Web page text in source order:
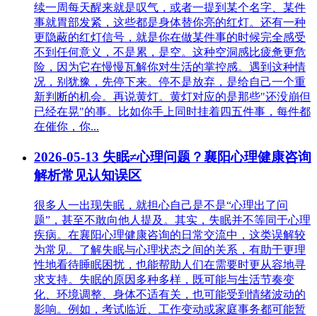
续一周每天醒来就是叹气，或者一提到某个名字、某件
事就胃部发紧，这些都是身体替你亮的红灯。还有一种
更隐蔽的红灯信号，就是你在做某件事的时候完全感受
不到任何意义，不是累，是空。这种空洞感比疲惫更危
险，因为它在慢慢瓦解你对生活的掌控感。遇到这种情
况，别犹豫，先停下来。停不是放弃，是给自己一个重
新判断的机会。再说黄灯。黄灯对应的是那些"还没崩但
已经在晃"的事。比如你手上同时挂着四五件事，每件都
在催你，你...
2026-05-13 失眠≠心理问题？襄阳心理健康咨询
解析常见认知误区
很多人一出现失眠，就担心自己是不是“心理出了问
题”，甚至不敢向他人提及。其实，失眠并不等同于心理
疾病。在襄阳心理健康咨询的日常交流中，这类误解较
为常见。了解失眠与心理状态之间的关系，有助于更理
性地看待睡眠困扰，也能帮助人们在需要时更从容地寻
求支持。失眠的原因多种多样，既可能与生活节奏变
化、环境调整、身体不适有关，也可能受到情绪波动的
影响。例如，考试临近、工作变动或家庭事务都可能暂